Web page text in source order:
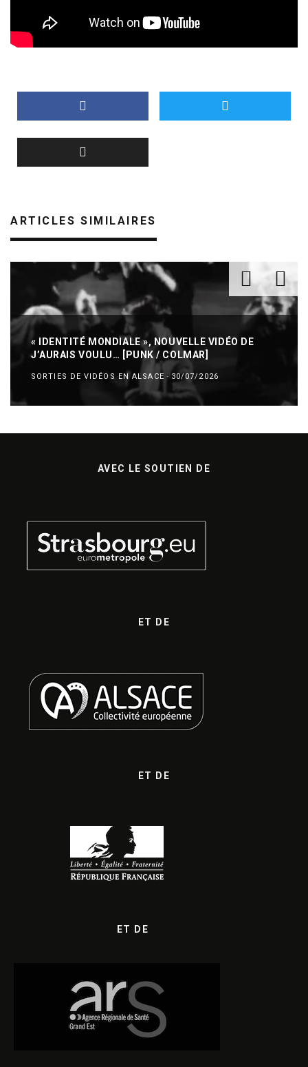
ARTICLES SIMILAIRES
« IDENTITÉ MONDIALE », NOUVELLE VIDÉO DE
J’AURAIS VOULU… [PUNK / COLMAR]
SORTIES DE VIDÉOS EN ALSACE · 30/07/2026
AVEC LE SOUTIEN DE
ET DE
ET DE
ET DE